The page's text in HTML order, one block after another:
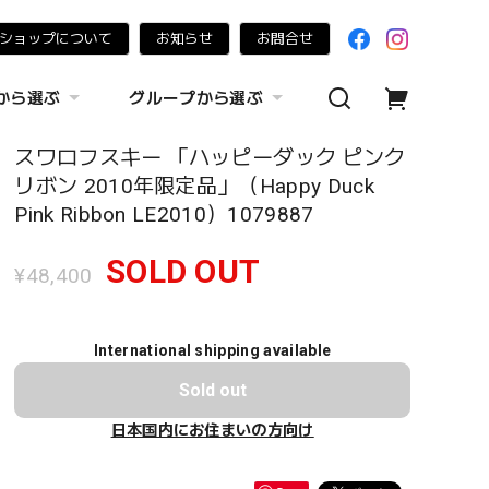
ョップについて お知らせ お問合せ
ら選ぶ グループから選ぶ
スワロフスキー 「ハッピーダック ピンク
リボン 2010年限定品」（Happy Duck
Pink Ribbon LE2010）1079887
¥48,400 SOLD OUT
International shipping available
Sold out
日本国内にお住まいの方向け